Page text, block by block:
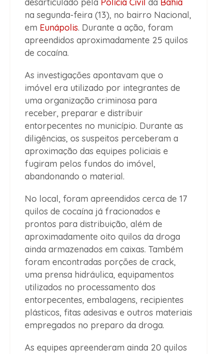
desarticulado pela Polícia Civil da Bahia
na segunda-feira (13), no bairro Nacional,
em Eunápolis. Durante a ação, foram
apreendidos aproximadamente 25 quilos
de cocaína.
As investigações apontavam que o
imóvel era utilizado por integrantes de
uma organização criminosa para
receber, preparar e distribuir
entorpecentes no município. Durante as
diligências, os suspeitos perceberam a
aproximação das equipes policiais e
fugiram pelos fundos do imóvel,
abandonando o material.
No local, foram apreendidos cerca de 17
quilos de cocaína já fracionados e
prontos para distribuição, além de
aproximadamente oito quilos da droga
ainda armazenados em caixas. Também
foram encontradas porções de crack,
uma prensa hidráulica, equipamentos
utilizados no processamento dos
entorpecentes, embalagens, recipientes
plásticos, fitas adesivas e outros materiais
empregados no preparo da droga.
As equipes apreenderam ainda 20 quilos